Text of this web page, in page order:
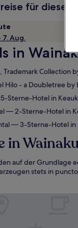
für diese
7. Aug.
in
Trademark Collection
Hilo - a Doubletree by
Sterne-Hotel in
— 2-Sterne-Hotel in
— 3-Sterne-Hotel in
in
auf der Grundlage
stets in
Trademark